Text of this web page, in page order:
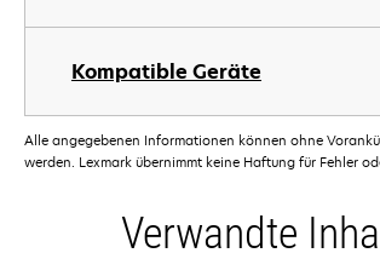
Kompatible Geräte
Alle angegebenen Informationen können ohne
werden. Lexmark übernimmt keine Haftung für Fehler
Verwandte